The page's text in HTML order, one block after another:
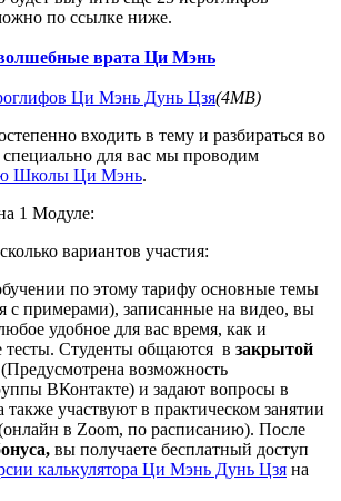
по ссылке ниже.
врата Ци Мэнь
Ци Мэнь Дунь Цзя(4MB)
входить в тему и разбираться во
специально для вас мы проводим
Школы Ци Мэнь.
1 Модуле:
вариантов участия:
по этому тарифу основные темы
с примерами), записанные на видео, вы
удобное для вас время, как и
тесты. Студенты общаются в закрытой
возможность
ВКонтакте) и задают вопросы в
также участвуют в практическом занятии
в Zoom, по расписанию). После
вы получаете бесплатный доступ
калькулятора Ци Мэнь Дунь Цзя на